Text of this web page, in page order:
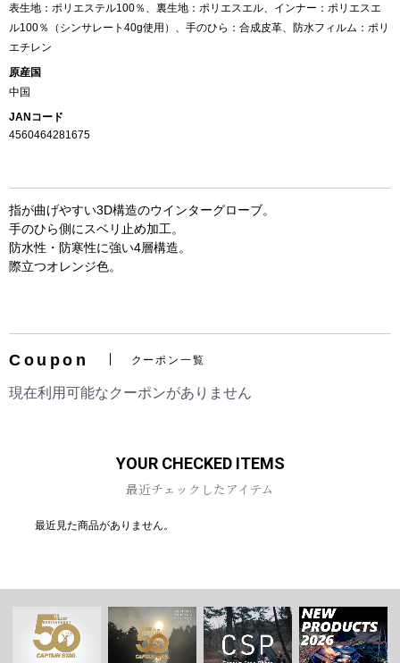
お買い物を続ける
表生地：ポリエステル100％、裏生地：ポリエスエル、インナー：ポリエスエ
ル100％（シンサレート40g使用）、手のひら：合成皮革、防水フィルム：ポリ
エチレン
原産国
中国
JANコード
4560464281675
指が曲げやすい3D構造のウインターグローブ。
手のひら側にスベリ止め加工。
防水性・防寒性に強い4層構造。
際立つオレンジ色。
Coupon クーポン一覧
現在利用可能なクーポンがありません
YOUR CHECKED ITEMS
最近チェックしたアイテム
最近見た商品がありません。